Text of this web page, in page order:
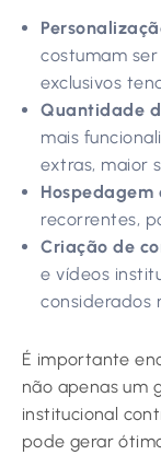
costumam
exclusivos
Quantidade
mais
extras, maior
Hospedagem
recorrentes,
Criação de
e vídeos
considerados
É importante
não apenas um
institucional
pode gerar